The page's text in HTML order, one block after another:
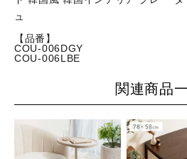
ュ
【品番】
COU-006DGY
COU-006LBE
関連商品